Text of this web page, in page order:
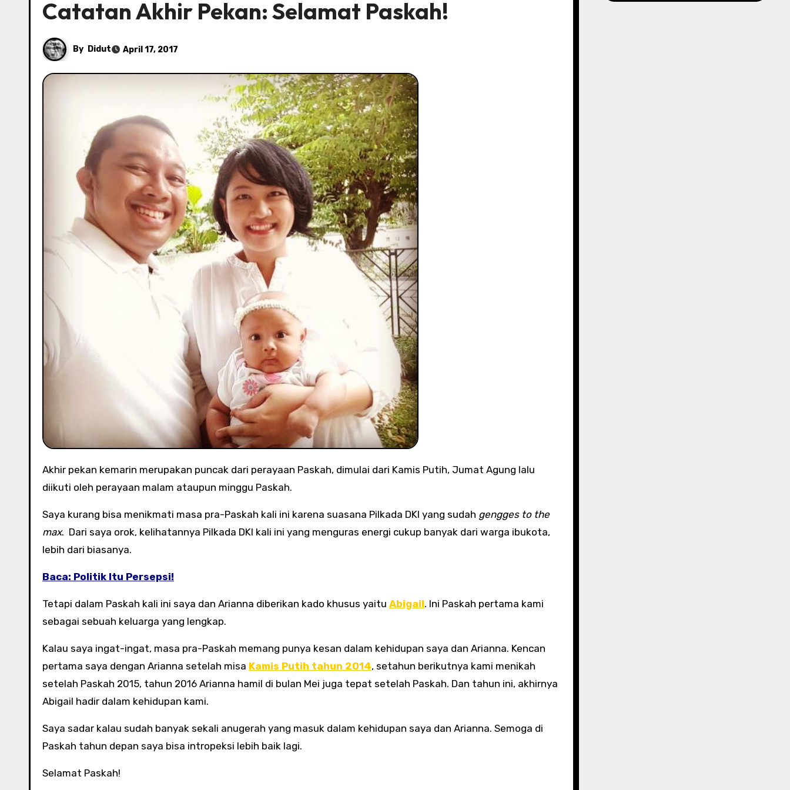
Catatan Akhir Pekan: Selamat Paskah!
By Didut April 17, 2017
Akhir pekan kemarin merupakan puncak dari perayaan Paskah, dimulai dari Kamis Putih, Jumat Agung lalu
diikuti oleh perayaan malam ataupun minggu Paskah.
Saya kurang bisa menikmati masa pra-Paskah kali ini karena suasana Pilkada DKI yang sudah gengges to the
max. Dari saya orok, kelihatannya Pilkada DKI kali ini yang menguras energi cukup banyak dari warga ibukota,
lebih dari biasanya.
Baca: Politik Itu Persepsi!
Tetapi dalam Paskah kali ini saya dan Arianna diberikan kado khusus yaitu Abigail. Ini Paskah pertama kami
sebagai sebuah keluarga yang lengkap.
Kalau saya ingat-ingat, masa pra-Paskah memang punya kesan dalam kehidupan saya dan Arianna. Kencan
pertama saya dengan Arianna setelah misa Kamis Putih tahun 2014, setahun berikutnya kami menikah
setelah Paskah 2015, tahun 2016 Arianna hamil di bulan Mei juga tepat setelah Paskah. Dan tahun ini, akhirnya
Abigail hadir dalam kehidupan kami.
Saya sadar kalau sudah banyak sekali anugerah yang masuk dalam kehidupan saya dan Arianna. Semoga di
Paskah tahun depan saya bisa intropeksi lebih baik lagi.
Selamat Paskah!